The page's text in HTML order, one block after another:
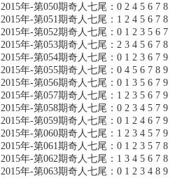
2015年-第050期奇人七尾：0 2 4 5 6 7 8
2015年-第051期奇人七尾：1 2 4 5 6 7 8
2015年-第052期奇人七尾：0 1 2 3 5 6 7
2015年-第053期奇人七尾：2 3 4 5 6 7 8
2015年-第054期奇人七尾：0 1 2 3 6 7 9
2015年-第055期奇人七尾：0 4 5 6 7 8 9
2015年-第056期奇人七尾：0 1 3 5 6 7 9
2015年-第057期奇人七尾：1 2 3 5 6 7 9
2015年-第058期奇人七尾：0 2 3 4 5 7 9
2015年-第059期奇人七尾：0 1 2 4 6 7 9
2015年-第060期奇人七尾：1 2 3 4 5 7 9
2015年-第061期奇人七尾：0 1 2 3 5 7 8
2015年-第062期奇人七尾：1 3 4 5 6 7 8
2015年-第063期奇人七尾：0 1 2 3 4 8 9